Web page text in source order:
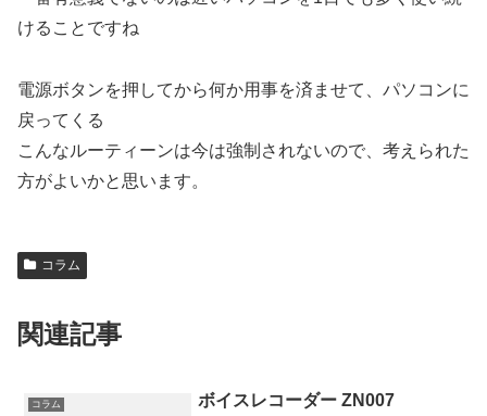
けることですね
電源ボタンを押してから何か用事を済ませて、パソコンに
戻ってくる
こんなルーティーンは今は強制されないので、考えられた
方がよいかと思います。
コラム
関連記事
コラム ボイスレコーダー ZN007